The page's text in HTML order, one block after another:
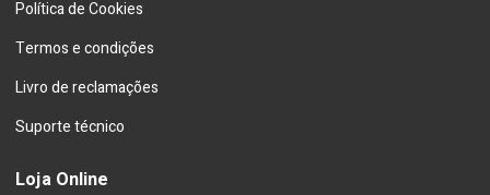
Política de Cookies
Termos e condições
Livro de reclamações
Suporte técnico
Loja Online